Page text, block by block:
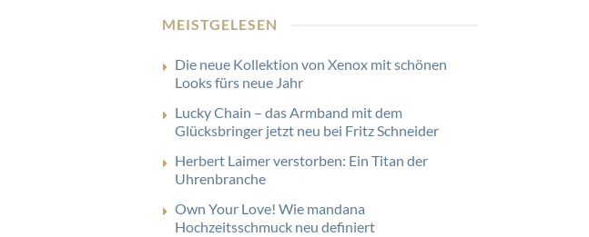
MEISTGELESEN
Die neue Kollektion von Xenox mit schönen
Looks fürs neue Jahr
Lucky Chain – das Armband mit dem
Glücksbringer jetzt neu bei Fritz Schneider
Herbert Laimer verstorben: Ein Titan der
Uhrenbranche
Own Your Love! Wie mandana
Hochzeitsschmuck neu definiert